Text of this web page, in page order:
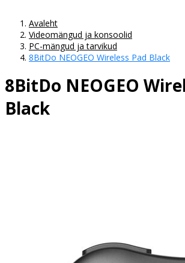
Avaleht
Videomängud ja konsoolid
PC-mängud ja tarvikud
8BitDo NEOGEO Wireless Pad Black
8BitDo NEOGEO
Black